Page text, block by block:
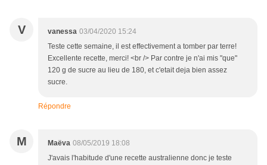
V vanessa 03/04/2020 15:24
Teste cette semaine, il est effectivement a tomber par terre!
Excellente recette, merci! <br /> Par contre je n'ai mis "que"
120 g de sucre au lieu de 180, et c'etait deja bien assez
sucre.
Répondre
M Maëva 08/05/2019 18:08
J'avais l'habitude d'une recette australienne donc je teste